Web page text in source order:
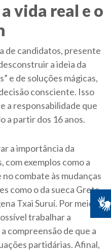
vida real e o
de candidatos, presente
a ideia da
e de soluções mágicas,
consciente. Isso
a responsabilidade que
a partir dos 16 anos.
a importância da
exemplos como a
combate às mudanças
como o da sueca Greta
Txai Suruí. Por meio
trabalhar a
compreensão de que a
partidárias. Afinal,